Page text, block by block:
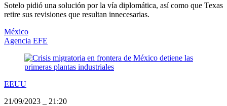
Sotelo pidió una solución por la vía diplomática, así como que Texas
retire sus revisiones que resultan innecesarias.
México
Agencia EFE
EEUU
21/09/2023
21:20